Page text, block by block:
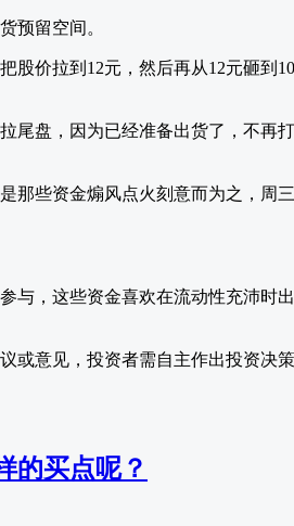
预留空间。
股价拉到12元，然后再从12元砸到
尾盘，因为已经准备出货了，不再
那些资金煽风点火刻意而为之，周
与，这些资金喜欢在流动性充沛时
意见，投资者需自主作出投资决
的买点呢？